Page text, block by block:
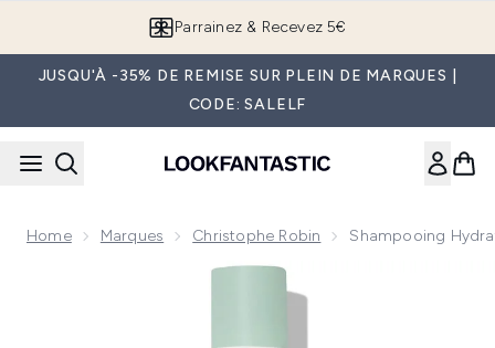
Parrainez & Recevez 5€
JUSQU'À -35% DE REMISE SUR PLEIN DE MARQUES |
CODE: SALELF
Home Marques Christophe Robin Shampooing
Now showing image 1 Shampooing hydratant à l'aloe vera